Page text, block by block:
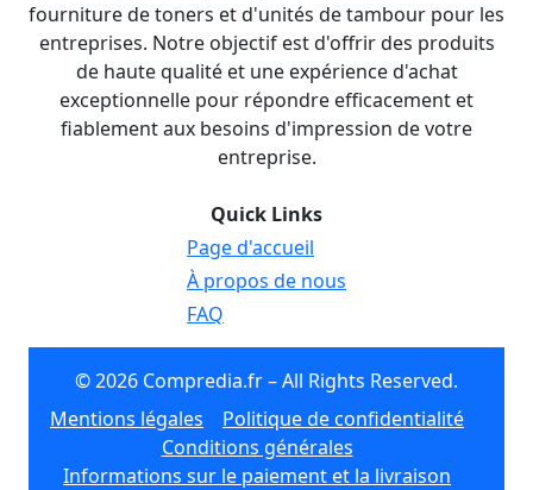
fourniture de toners et d'unités de tambour pour les
entreprises. Notre objectif est d'offrir des produits
de haute qualité et une expérience d'achat
exceptionnelle pour répondre efficacement et
fiablement aux besoins d'impression de votre
entreprise.
Quick Links
Page d'accueil
À propos de nous
FAQ
© 2026 Compredia.fr – All Rights Reserved.
Mentions légales
Politique de confidentialité
Conditions générales
Informations sur le paiement et la livraison